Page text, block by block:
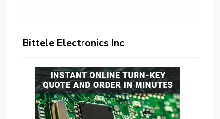
Bittele Electronics Inc